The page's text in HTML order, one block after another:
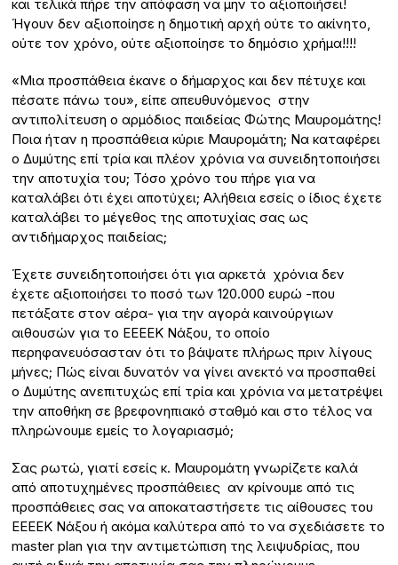
και τελικά πήρε την απόφαση να μην το αξιοποιήσει!
Ήγουν δεν αξιοποίησε η δημοτική αρχή ούτε το ακίνητο,
ούτε τον χρόνο, ούτε αξιοποίησε το δημόσιο χρήμα!!!!
«Μια προσπάθεια έκανε ο δήμαρχος και δεν πέτυχε και
πέσατε πάνω του», είπε απευθυνόμενος στην
αντιπολίτευση ο αρμόδιος παιδείας Φώτης Μαυρομάτης!
Ποια ήταν η προσπάθεια κύριε Μαυρομάτη; Να καταφέρει
ο Δυμύτης επί τρία και πλέον χρόνια να συνειδητοποιήσει
την αποτυχία του; Τόσο χρόνο του πήρε για να
καταλάβει ότι έχει αποτύχει; Αλήθεια εσείς ο ίδιος έχετε
καταλάβει το μέγεθος της αποτυχίας σας ως
αντιδήμαρχος παιδείας;
Έχετε συνειδητοποιήσει ότι για αρκετά χρόνια δεν
έχετε αξιοποιήσει το ποσό των 120.000 ευρώ -που
πετάξατε στον αέρα- για την αγορά καινούργιων
αιθουσών για το ΕΕΕΕΚ Νάξου, το οποίο
περηφανευόσασταν ότι το βάψατε πλήρως πριν λίγους
μήνες; Πώς είναι δυνατόν να γίνει ανεκτό να προσπαθεί
ο Δυμύτης ανεπιτυχώς επί τρία και χρόνια να μετατρέψει
την αποθήκη σε βρεφονηπιακό σταθμό και στο τέλος να
πληρώνουμε εμείς το λογαριασμό;
Σας ρωτώ, γιατί εσείς κ. Μαυρομάτη γνωρίζετε καλά
από αποτυχημένες προσπάθειες αν κρίνουμε από τις
προσπάθειες σας να αποκαταστήσετε τις αίθουσες του
ΕΕΕΕΚ Νάξου ή ακόμα καλύτερα από το να σχεδιάσετε το
master plan για την αντιμετώπιση της λειψυδρίας, που